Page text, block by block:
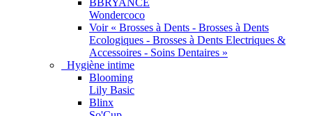
BBRYANCE
Wondercoco
Voir « Brosses à Dents - Brosses à Dents
Ecologiques - Brosses à Dents Electriques &
Accessoires - Soins Dentaires »
Hygiène intime
Blooming
Lily Basic
Blinx